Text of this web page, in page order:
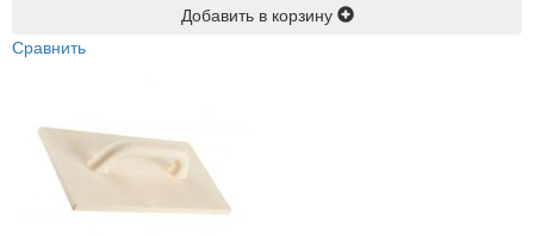
Добавить в корзину
Сравнить